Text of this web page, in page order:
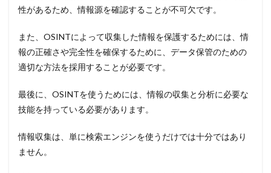
性があるため、情報源を確認することが不可欠です。
また、OSINTによって収集した情報を保護するためには、情
報の正確さや完全性を確保するために、データ保管のための
適切な方法を採用することが必要です。
最後に、OSINTを使うためには、情報の収集と分析に必要な
技能を持っている必要があります。
情報収集は、単に検索エンジンを使うだけでは十分ではあり
ません。